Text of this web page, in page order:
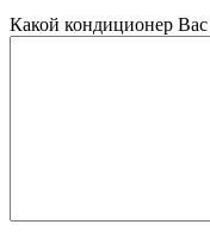
Какой кондиционер Вас